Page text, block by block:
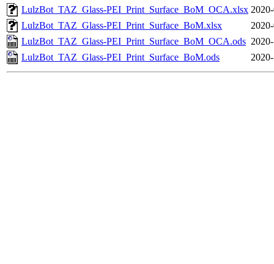
LulzBot_TAZ_Glass-PEI_Print_Surface_BoM_OCA.xlsx
LulzBot_TAZ_Glass-PEI_Print_Surface_BoM.xlsx
LulzBot_TAZ_Glass-PEI_Print_Surface_BoM_OCA.ods
LulzBot_TAZ_Glass-PEI_Print_Surface_BoM.ods